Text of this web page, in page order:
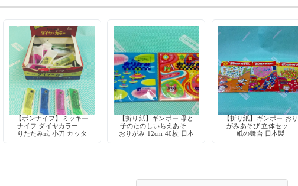
【ボンナイフ】ミッキー
ナイフ ダイヤカラー 折
りたたみ式 小刀 カッタ
【折り紙】ギンポー 母と
子のたのしいちえあそび
おりがみ 12cm 40枚 日本
【折り紙】ギンポー おり
がみあそび 立体セット
紙の舞台 日本製